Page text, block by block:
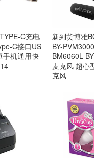
C充电
C接口US
手机通用快
新到货博雅
BY-
BM6060L
麦克风 超心
克风